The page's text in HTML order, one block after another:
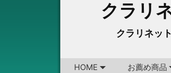
クラリ
クラリネッ
HOME
お薦め商品